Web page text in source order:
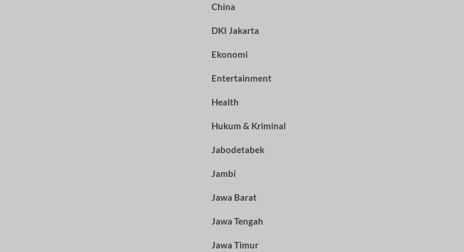
China
DKI Jakarta
Ekonomi
Entertainment
Health
Hukum & Kriminal
Jabodetabek
Jambi
Jawa Barat
Jawa Tengah
Jawa Timur